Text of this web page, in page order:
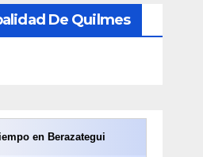
De Quilmes
en Berazategui